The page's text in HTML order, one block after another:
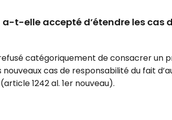
t-elle accepté d’étendre les cas
catégoriquement de consacrer un
cas de responsabilité du fait
1242 al. 1er nouveau).